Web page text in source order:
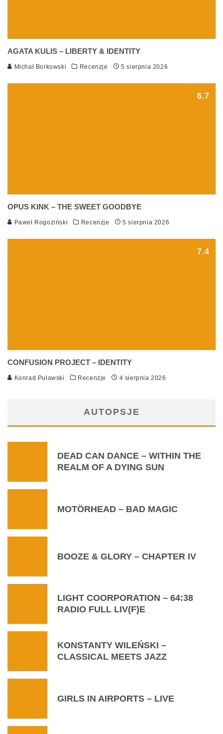
AGATA KULIS – LIBERTY & IDENTITY
Michał Borkowski Recenzje 5 sierpnia 2026
6.7
OPUS KINK – THE SWEET GOODBYE
Paweł Rogoziński Recenzje 5 sierpnia 2026
7.4
CONFUSION PROJECT – IDENTITY
Konrad Puławski Recenzje 4 sierpnia 2026
AUTOPSJE
DEAD CAN DANCE – WITHIN THE
REALM OF A DYING SUN
MOTÖRHEAD – BAD MAGIC
BOOZE & GLORY – CHAPTER IV
LIGHT COORPORATION – 64:38
RADIO FULL LIV(F)E
KONSTANTY WILEŃSKI –
CLASSICAL MEETS JAZZ
GIRLS IN AIRPORTS – LIVE